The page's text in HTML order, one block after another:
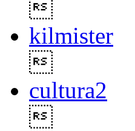
kilmister
cultura2